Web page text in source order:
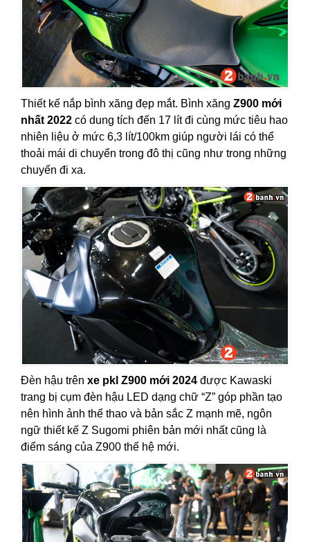
Thiết kế nắp bình xăng đẹp mắt. Bình xăng Z900 mới
nhất 2022 có dung tích đến 17 lít đi cùng mức tiêu hao
nhiên liệu ở mức 6,3 lít/100km giúp người lái có thể
thoải mái di chuyển trong đô thị cũng như trong những
chuyến đi xa.
Đèn hậu trên xe pkl Z900 mới 2024 được Kawaski
trang bị cụm đèn hậu LED dạng chữ “Z” góp phần tạo
nên hình ảnh thể thao và bản sắc Z mạnh mẽ, ngôn
ngữ thiết kế Z Sugomi phiên bản mới nhất cũng là
điểm sáng của Z900 thế hệ mới.